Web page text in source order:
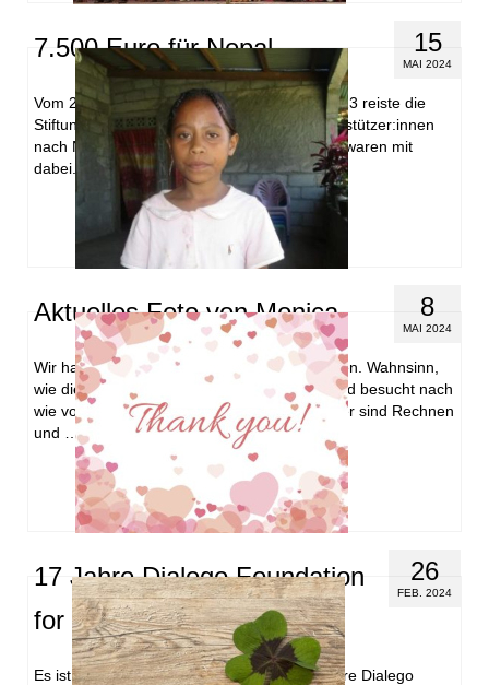
15
MAI 2024
7.500 Euro für Nepal
Vom 22. November bis zum 5. Dezember 2023 reiste die
Stiftung Hilfe mit Plan mit einer Gruppe Unterstützer:innen
nach Nepal. Auch Andera und Volker Gadeib waren mit
dabei. Es waren …Weiterlesen
8
MAI 2024
Aktuelles Foto von Monica
Wir haben ein neues Foto von Monica erhalten. Wahnsinn,
wie die Zeit vergeht. Monica ist 9 Jahre alt und besucht nach
wie vor eine Grundschule. Ihre Lieblingsfächer sind Rechnen
und …Weiterlesen
26
FEB. 2024
17 Jahre Dialego Foundation
for Children
Es ist nun schon 17 Jahre her, dass wir unsere Dialego